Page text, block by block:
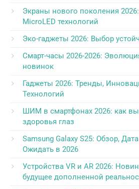
Экраны нового поколения
MicroLED технологий
Эко-гаджеты 2026: Выбор
Смарт-часы 2026-2026:
новинок
Гаджеты 2026: Тренды,
Технологий
ШИМ в смартфонах 2026: как
здоровья глаз
Samsung Galaxy S25: Обзор,
Ожидать в 2026
Устройства VR и AR 2026:
будущее дополненной